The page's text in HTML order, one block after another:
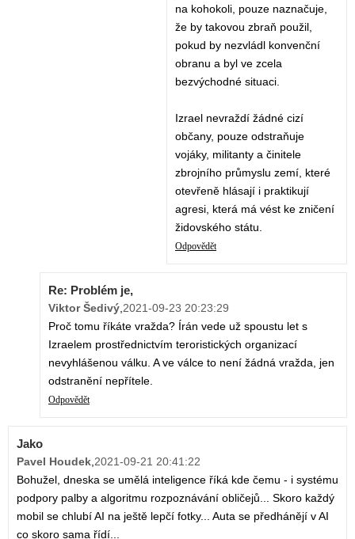
na kohokoli, pouze naznačuje,
že by takovou zbraň použil,
pokud by nezvládl konvenční
obranu a byl ve zcela
bezvýchodné situaci.
Izrael nevraždí žádné cizí
občany, pouze odstraňuje
vojáky, militanty a činitele
zbrojního průmyslu zemí, které
otevřeně hlásají i praktikují
agresi, která má vést ke zničení
židovského státu.
Odpovědět
Re: Problém je,
Viktor Šedivý 2021-09-23 20:23:29
Proč tomu říkáte vražda? Írán vede už spoustu let s
Izraelem prostřednictvím teroristických organizací
nevyhlášenou válku. A ve válce to není žádná vražda, jen
odstranění nepřítele.
Odpovědět
Jako
Pavel Houdek 2021-09-21 20:41:22
Bohužel, dneska se umělá inteligence říká kde čemu - i systému
podpory palby a algoritmu rozpoznávání obličejů... Skoro každý
mobil se chlubí AI na ještě lepčí fotky... Auta se předhánějí v AI
co skoro sama řídí...